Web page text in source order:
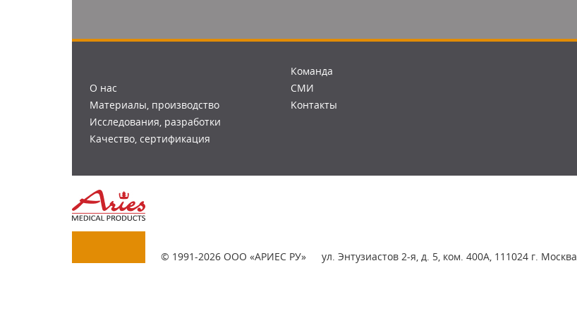
О нac
Материалы, производство
Исследования, разработки
Качество, сертификация
Команда
СМИ
Kонтакты
© 1991-2026 ООО «АРИЕС РУ» ул. Энтузиастов 2-я, д. 5, ком. 400А, 111024 г. Москва